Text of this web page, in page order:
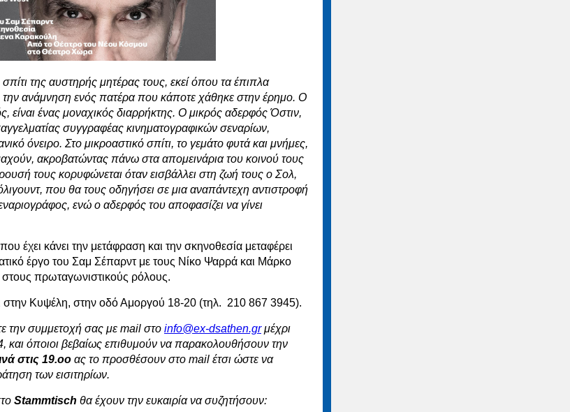
της αυστηρής μητέρας τους, εκεί όπου τα έπιπλα
την ανάμνηση ενός πατέρα που κάποτε χάθηκε στην έρημο. Ο
είναι ένας μοναχικός διαρρήκτης. Ο μικρός αδερφός Όστιν,
συγγραφέας κινηματογραφικών σεναρίων,
όνειρο. Στο μικροαστικό σπίτι, το γεμάτο φυτά και μνήμες,
ακροβατώντας πάνω στα απομεινάρια του κοινού τους
τους κορυφώνεται όταν εισβάλλει στη ζωή τους ο Σολ,
που θα τους οδηγήσει σε μια αναπάντεχη αντιστροφή
ενώ ο αδερφός του αποφασίζει να γίνει
έχει κάνει την μετάφραση και την σκηνοθεσία μεταφέρει
έργο του Σαμ Σέπαρντ με τους Νίκο Ψαρρά και Μάρκο
πρωταγωνιστικούς ρόλους.
στην Κυψέλη, στην οδό Αμοργού 18-20 (τηλ. 210 867 3945).
την συμμετοχή σας με mail στο info@ex-dsathen.grμέχρι
και όποιοι βεβαίως επιθυμούν να παρακολουθήσουν την
στις 19.οο ας το προσθέσουν στο mail έτσι ώστε να
των εισιτηρίων.
Stammtisch θα έχουν την ευκαιρία να συζητήσουν: